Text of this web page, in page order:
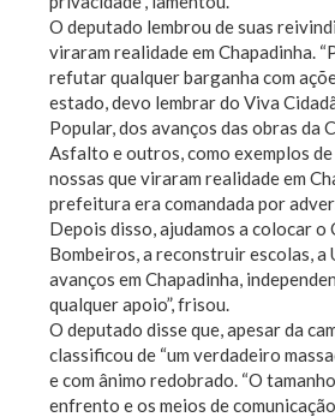
O deputado lembrou de suas
viraram realidade em Chapadinha.
refutar qualquer barganha com
estado, devo lembrar do Viva
Popular, dos avanços das obras da
Asfalto e outros, como exemplos
nossas que viraram realidade em
prefeitura era comandada por
Depois disso, ajudamos a colocar o
Bombeiros, a reconstruir escolas, a
avanços em Chapadinha,
qualquer apoio”, frisou.
O deputado disse que, apesar da
classificou de “um verdadeiro
e com ânimo redobrado. “O
enfrento e os meios de